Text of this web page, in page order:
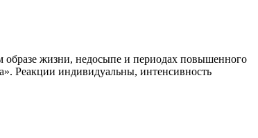
образе жизни, недосыпе и периодах повышенного
Реакции индивидуальны, интенсивность